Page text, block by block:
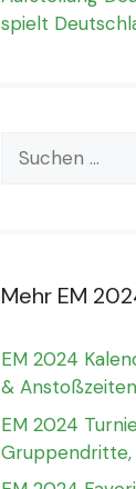
spielt
Suchen
nach:
Mehr EM
EM 2024
&
EM 2024
Gruppendritte,